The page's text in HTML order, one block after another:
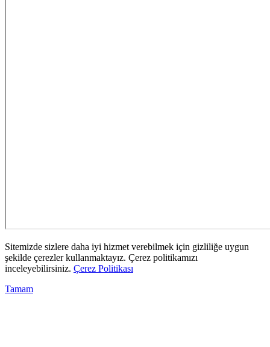
Sitemizde sizlere daha iyi hizmet verebilmek için gizliliğe uygun
şekilde çerezler kullanmaktayız. Çerez politikamızı
inceleyebilirsiniz. Çerez Politikası
Tamam